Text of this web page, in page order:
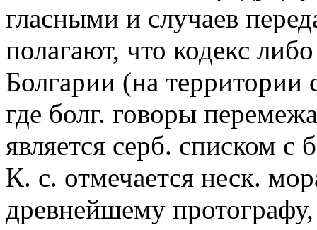
гласными и случаев
полагают, что кодекс
Болгарии (на
где болг. говоры
является серб. списком
К. с. отмечается неск.
древнейшему